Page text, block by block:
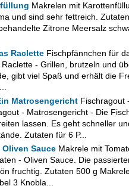
Makrelen mit
und sind sehr fettreich.
Zitrone Meersalz
Raclette Fischpfännchen für
- Grillen, brutzeln und
gibt viel Spaß und erhält die
Matrosengericht Fischragout
- Matrosengericht - Die
lassen. Es geht schneller
Zutaten für 6 P...
Oliven Sauce Makrele mit
- Oliven Sauce. Die
fruchtig. Zutaten 500 g
3 Knobla...